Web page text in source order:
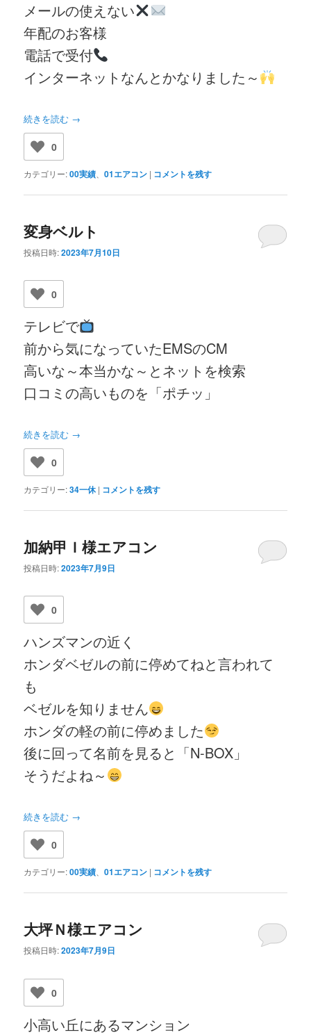
メールの使えない
年配のお客様
電話で受付
インターネットなんとかなりました～
続きを読む →
0
カテゴリー:00実績 、01エアコン | コメントを残す
変身ベルト
投稿日時:2023年7月10日
0
テレビで
前から気になっていたEMSのCM
高いな～本当かな～とネットを検索
口コミの高いものを「ポチッ」
続きを読む →
0
カテゴリー:34一休 | コメントを残す
加納甲Ｉ様エアコン
投稿日時:2023年7月9日
0
ハンズマンの近く
ホンダベゼルの前に停めてねと言われて
も
ベゼルを知りません
ホンダの軽の前に停めました
後に回って名前を見ると「N-BOX」
そうだよね～
続きを読む →
0
カテゴリー:00実績 、01エアコン | コメントを残す
大坪Ｎ様エアコン
投稿日時:2023年7月9日
0
小高い丘にあるマンション